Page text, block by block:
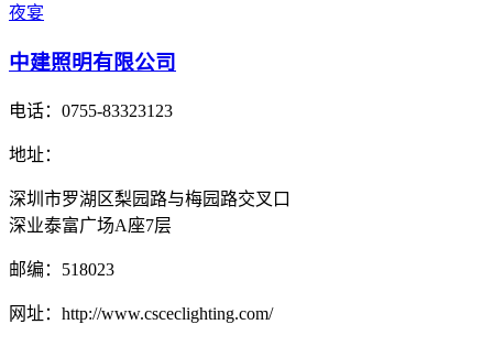
夜宴
中建照明有限公司
电话： 0755-83323123
地址：
深圳市罗湖区梨园路与梅园路交叉口
深业泰富广场A座7层
邮编： 518023
网址： http://www.csceclighting.com/